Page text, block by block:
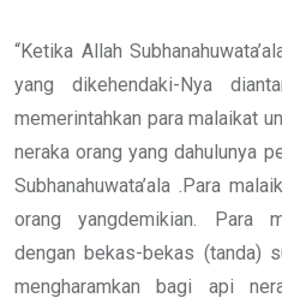
“Ketika Allah
yang dikehendaki-Nya
memerintahkan para malaikat
neraka orang yang dahulunya
Subhanahuwata’ala .Para
orang yangdemikian. Para
dengan bekas-bekas (tanda)
mengharamkan bagi api